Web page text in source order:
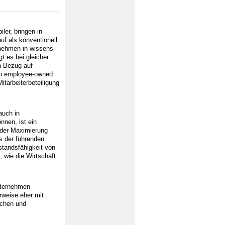
bringen in
als konventionell
in wissens-
es bei gleicher
Bezug auf
employee-owned
in
ist ein
Maximierung
der führenden
von
wie die Wirtschaft
eher mit
und